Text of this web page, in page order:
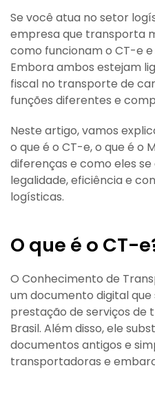
Se você atua no setor
empresa que transporta
como funcionam o CT-e
Embora ambos estejam
fiscal no transporte de
funções diferentes e
Neste artigo, vamos
o que é o CT-e, o que é o
diferenças e como eles
legalidade, eficiência e
logísticas.
O que é o CT-
O Conhecimento de
um documento digital
prestação de serviços de
Brasil. Além disso, ele
documentos antigos e
transportadoras e